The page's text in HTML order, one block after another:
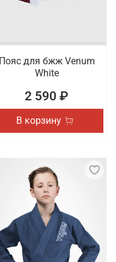
Пояс для бжж Venum
White
2 590 ₽
В корзину